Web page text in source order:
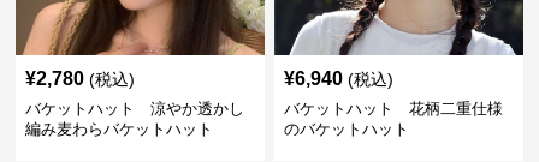
¥2,780 (税込)
バケットハット 涼やか透かし
編み麦わらバケットハット
¥6,940 (税込)
バケットハット 花柄二重仕様
のバケットハット